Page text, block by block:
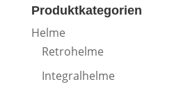
Produktkategorien
Helme
Retrohelme
Integralhelme